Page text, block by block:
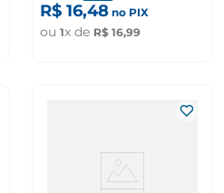
R$ 16,48 no PIX
ou 1x de R$ 16,99